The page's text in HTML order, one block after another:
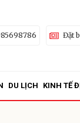
Đặt
DU LỊCH KINH TẾ